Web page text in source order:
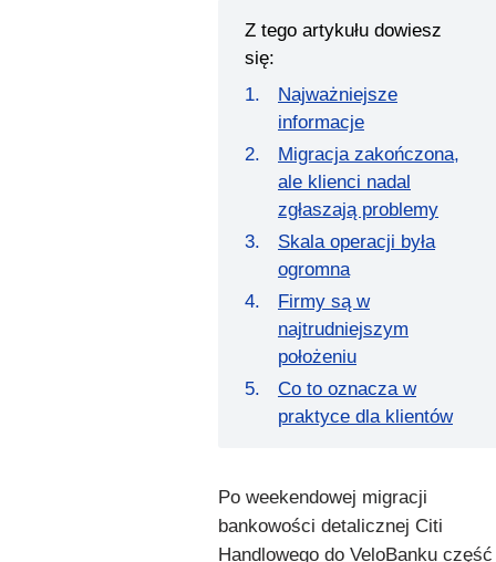
Z tego artykułu dowiesz
się:
Najważniejsze
informacje
Migracja zakończona,
ale klienci nadal
zgłaszają problemy
Skala operacji była
ogromna
Firmy są w
najtrudniejszym
położeniu
Co to oznacza w
praktyce dla klientów
Po weekendowej migracji
bankowości detalicznej Citi
Handlowego do VeloBanku część